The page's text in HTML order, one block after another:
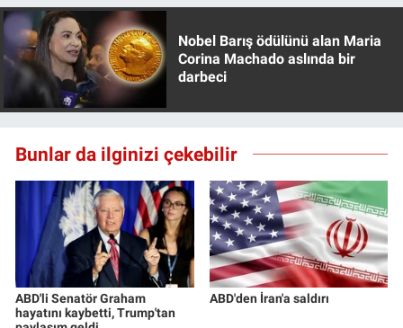
Nobel Barış ödülünü alan Maria
Corina Machado aslında bir
darbeci
Bunlar da ilginizi çekebilir
ABD'li Senatör Graham
hayatını kaybetti, Trump'tan
ABD'den İran'a saldırı